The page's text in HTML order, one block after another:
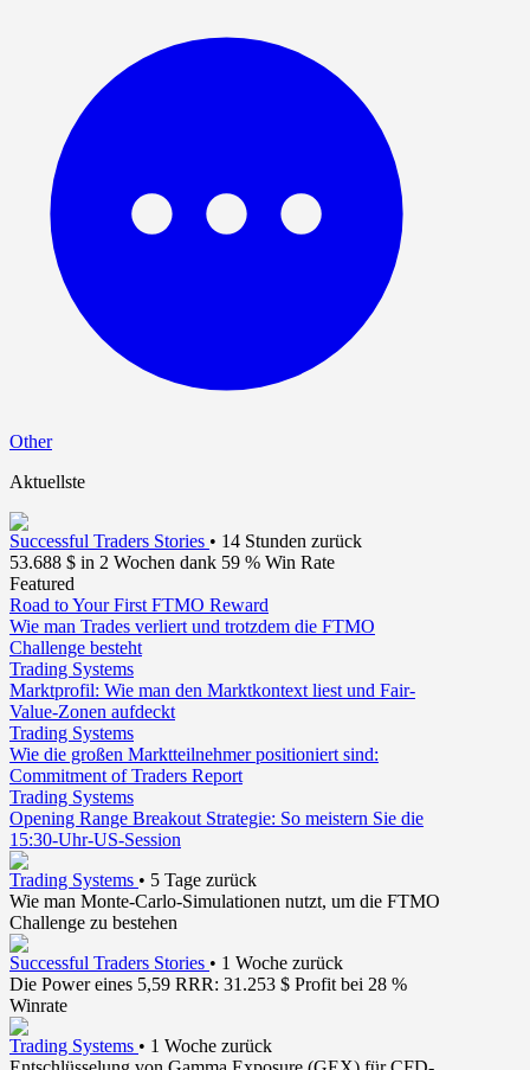
Other
Aktuellste
Successful Traders Stories • 14 Stunden zurück
53.688 $ in 2 Wochen dank 59 % Win Rate
Featured
Road to Your First FTMO Reward
Wie man Trades verliert und trotzdem die FTMO
Challenge besteht
Trading Systems
Marktprofil: Wie man den Marktkontext liest und Fair-
Value-Zonen aufdeckt
Trading Systems
Wie die großen Marktteilnehmer positioniert sind:
Commitment of Traders Report
Trading Systems
Opening Range Breakout Strategie: So meistern Sie die
15:30-Uhr-US-Session
Trading Systems • 5 Tage zurück
Wie man Monte-Carlo-Simulationen nutzt, um die FTMO
Challenge zu bestehen
Successful Traders Stories • 1 Woche zurück
Die Power eines 5,59 RRR: 31.253 $ Profit bei 28 %
Winrate
Trading Systems • 1 Woche zurück